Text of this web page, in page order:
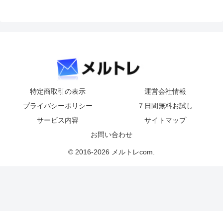
特定商取引の表示
運営会社情報
プライバシーポリシー
７日間無料お試し
サービス内容
サイトマップ
お問い合わせ
© 2016-2026 メルトレcom.